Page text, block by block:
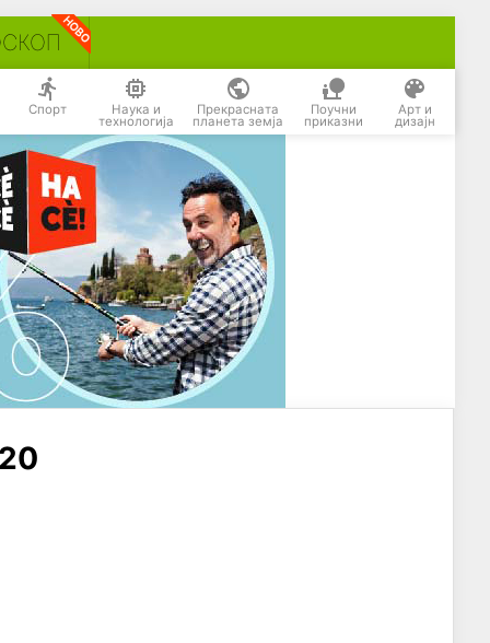
Спорт Наука и
технологија
Прекрасната
планета земја
Поучни
приказни
Арт и
дизајн